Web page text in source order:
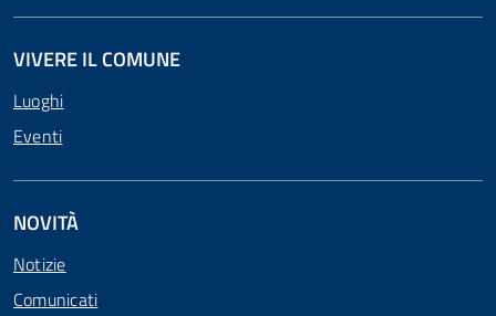
VIVERE IL COMUNE
Luoghi
Eventi
NOVITÀ
Notizie
Comunicati